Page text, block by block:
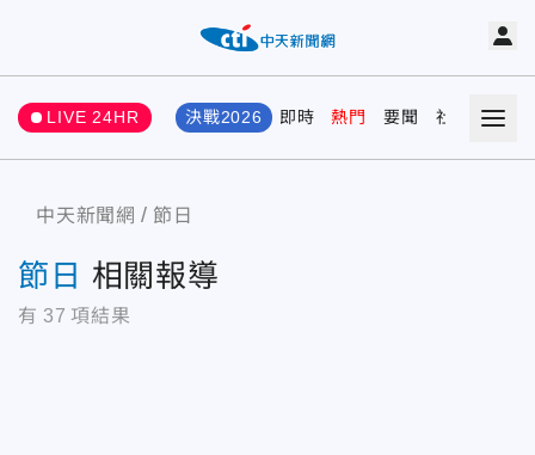
LIVE 24HR 決戰2026 即時 熱門 要聞 社會 娛樂
中天新聞網 節日
節日 相關報導
有 37 項結果